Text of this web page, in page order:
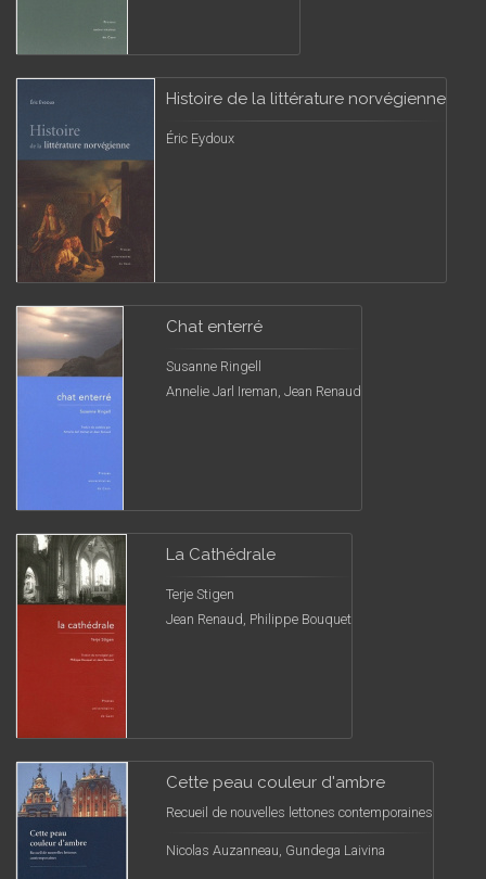
Histoire de la littérature norvégienne
Éric Eydoux
Chat enterré
Susanne Ringell
Annelie Jarl Ireman, Jean Renaud
La Cathédrale
Terje Stigen
Jean Renaud, Philippe Bouquet
Cette peau couleur d'ambre
Recueil de nouvelles lettones contemporaines
Nicolas Auzanneau, Gundega Laivina